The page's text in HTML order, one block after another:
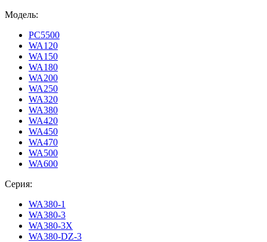
Модель:
PC5500
WA120
WA150
WA180
WA200
WA250
WA320
WA380
WA420
WA450
WA470
WA500
WA600
Серия:
WA380-1
WA380-3
WA380-3X
WA380-DZ-3